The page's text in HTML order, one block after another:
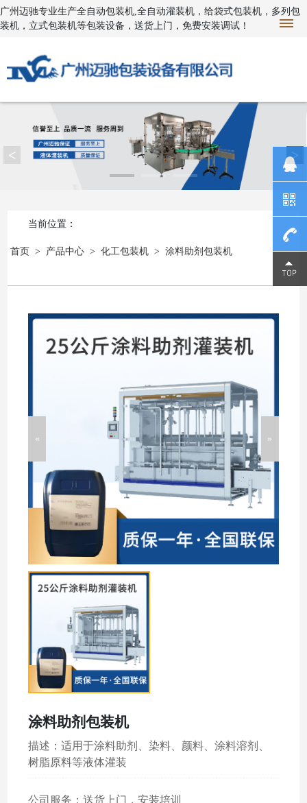
广州迈驰专业生产全自动包装机,全自动灌装机，给袋式包装机，多列包
装机，立式包装机等包装设备，送货上门，免费安装调试！
< >
当前位置：
首页 > 产品中心 > 化工包装机 > 涂料助剂包装机
涂料助剂包装机
描述：适用于涂料助剂、染料、颜料、涂料溶剂、
树脂原料等液体灌装
公司服务：送货上门，安装培训